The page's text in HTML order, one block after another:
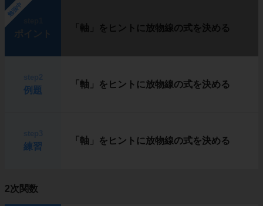
勉強中
「軸」をヒントに放物線の式を決める
例題
「軸」をヒントに放物線の式を決める
練習
「軸」をヒントに放物線の式を決める
2次関数